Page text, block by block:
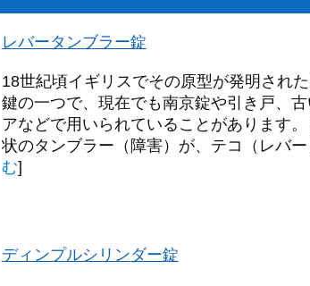
レバータンブラー錠
18世紀頃イギリスでその原型が発明され
鍵の一つで、現在でも南京錠や引き戸、
アなどで用いられていることがあります
状のタンブラー（障害）が、テコ（レバー
む]
ディンプルシリンダー錠